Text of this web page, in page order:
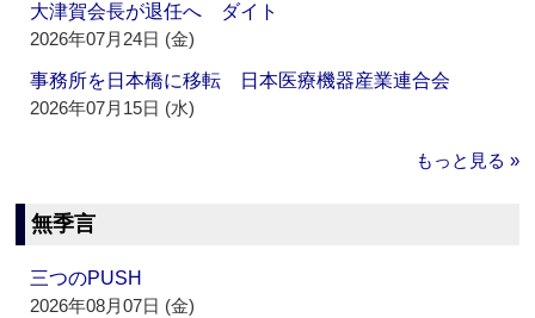
大津賀会長が退任へ ダイト
2026年07月24日 (金)
事務所を日本橋に移転 日本医療機器産業連合会
2026年07月15日 (水)
もっと見る »
無季言
三つのPUSH
2026年08月07日 (金)